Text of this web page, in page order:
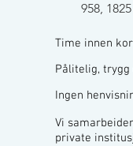
958,
Time innen
Pålitelig,
Ingen
Vi
private